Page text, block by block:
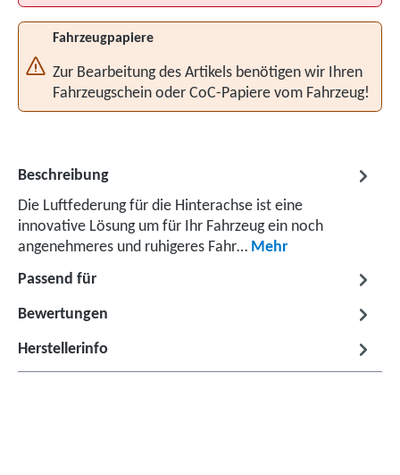
Fahrzeugpapiere
Zur Bearbeitung des Artikels benötigen wir Ihren
Fahrzeugschein oder CoC-Papiere vom Fahrzeug!
Beschreibung
Die Luftfederung für die Hinterachse ist eine
innovative Lösung um für Ihr Fahrzeug ein noch
angenehmeres und ruhigeres Fahr… Mehr
Passend für
Bewertungen
Herstellerinfo